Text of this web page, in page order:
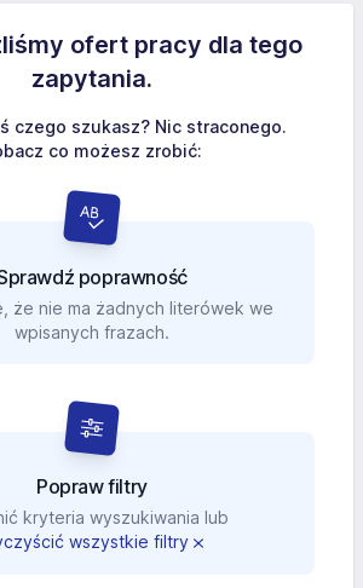
ofert pracy dla tego
zapytania.
czego szukasz? Nic straconego.
co możesz zrobić:
poprawność
że nie ma żadnych literówek we
wpisanych frazach.
Popraw filtry
kryteria wyszukiwania lub
wszystkie filtry